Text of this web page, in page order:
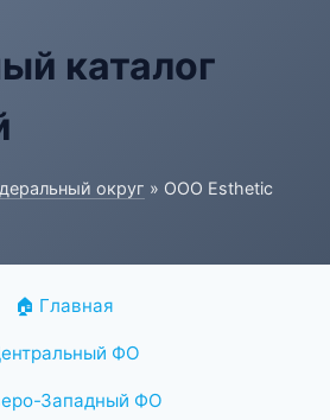
каталог
округ » ООО Esthetic
🏠 Главная
ФО
Западный ФО